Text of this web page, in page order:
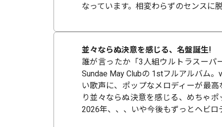
なっています。相変わらずのセンスに
並々ならぬ決意を感じる、名盤誕生!
誰が言ったか「3人組ウルトラスーパ
Sundae May Clubの 1stフルアルバム
い歌声に、ポップなメロディーが最
り並々ならぬ決意を感じる、めちゃ
2026年、、、いや今後もずっとヘビロ